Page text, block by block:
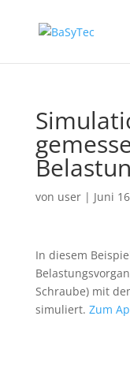
von user| Juni
In diesem
Schraube) mit
simuliert. Zum